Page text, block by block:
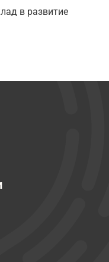
в развитие